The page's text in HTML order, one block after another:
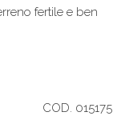
fertile e ben
COD. 015175